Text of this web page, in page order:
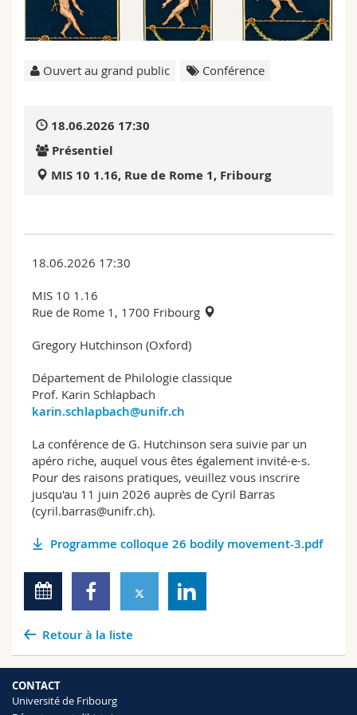
Sciences et médecine
Collaborateurs
Webmail
Ouvert au grand public Conférence
18.06.2026 17:30
Présentiel
MIS 10 1.16, Rue de Rome 1, Fribourg
18.06.2026 17:30
MIS 10 1.16
Rue de Rome 1, 1700 Fribourg
Gregory Hutchinson (Oxford)
Département de Philologie classique
Prof. Karin Schlapbach
karin.schlapbach@unifr.ch
La conférence de G. Hutchinson sera suivie par un
apéro riche, auquel vous êtes également invité-e-s.
Pour des raisons pratiques, veuillez vous inscrire
jusqu'au 11 juin 2026 auprès de Cyril Barras
(cyril.barras@unifr.ch).
Programme colloque 26 bodily movement-3.pdf
Retour à la liste
CONTACT
Université de Fribourg